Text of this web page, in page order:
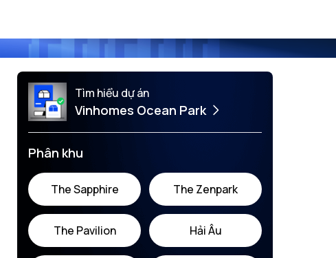
Tìm hiểu dự án
Vinhomes Ocean Park
Phân khu
The Sapphire The Zenpark
The Pavilion Hải Âu